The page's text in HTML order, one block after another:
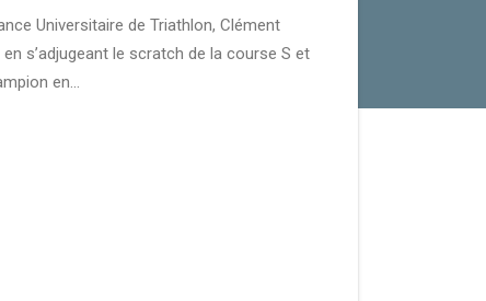
Universitaire de Triathlon, Clément
s’adjugeant le scratch de la course S et
en...